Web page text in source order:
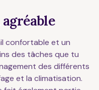
confortable et un
des tâches que tu
des différents
et la climatisation.